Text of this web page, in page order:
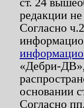
редакции не
Согласно
«Дебри-
основании
Согласно